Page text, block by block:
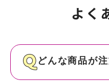
どんな商品が